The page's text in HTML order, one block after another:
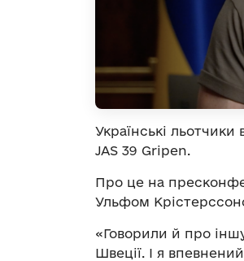
Українські
JAS 39 Gripen.
Про це на
Ульфом
«Говорили й про
Швеції. І я